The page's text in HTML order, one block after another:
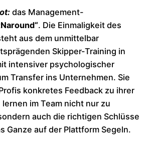
das Management-
. Die Einmaligkeit des
aus dem unmittelbar
Skipper-Training in
intensiver psychologischer
Transfer ins Unternehmen. Sie
konkretes Feedback zu ihrer
im Team nicht nur zu
auch die richtigen Schlüsse
Ganze auf der Plattform Segeln.